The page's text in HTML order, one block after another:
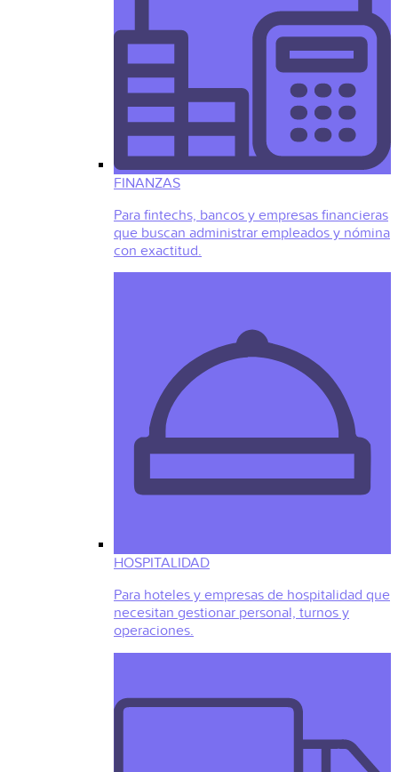
FINANZAS
Para fintechs, bancos y empresas financieras
que buscan administrar empleados y nómina
con exactitud.
HOSPITALIDAD
Para hoteles y empresas de hospitalidad que
necesitan gestionar personal, turnos y
operaciones.